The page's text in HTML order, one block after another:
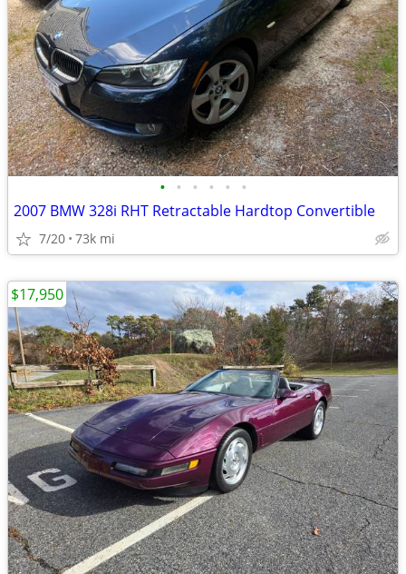
• • • • • •
2007 BMW 328i RHT Retractable Hardtop Convertible
7/20 73k mi
$17,950